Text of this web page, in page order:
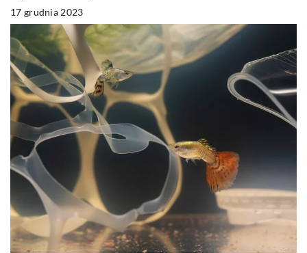
17 grudnia 2023